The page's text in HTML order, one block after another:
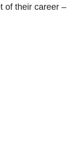
of their career –